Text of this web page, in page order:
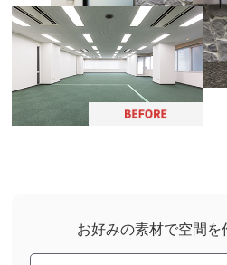
お好みの素材で空間を